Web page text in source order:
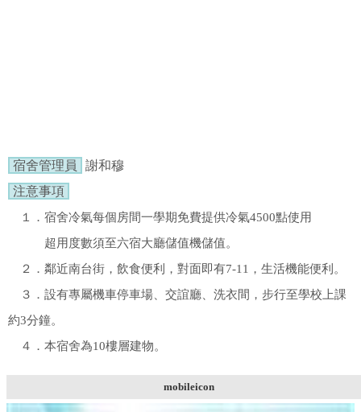
宿舍管理員
謝和穆
注意事項
１．宿舍冷氣每個房間一學期免費提供冷氣4500點使用
超用度數須至六宿大廳儲值機儲值。
２．鄰近南台街，飲食便利，對面即有7-11，生活機能便利。
３．設有專屬機車停車場、交誼廳、洗衣間，步行至學校上課
約3分鐘。
４．本宿舍為10樓層建物。
mobileicon